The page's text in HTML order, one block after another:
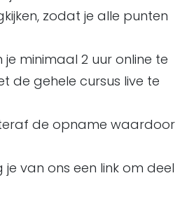
zodat je alle punten
minimaal 2 uur online te
de gehele cursus live te
de opname waardoor
van ons een link om deel